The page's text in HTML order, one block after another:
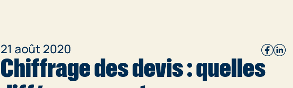
21 août 2020
Chiffrage des devis : quelles